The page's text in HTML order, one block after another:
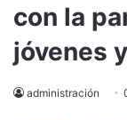
con la
jóvenes
administración